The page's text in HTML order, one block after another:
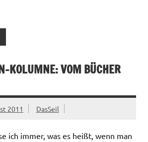
KOLUMNE: VOM BÜCHER
2011 DasSeil
ich immer, was es heißt, wenn man